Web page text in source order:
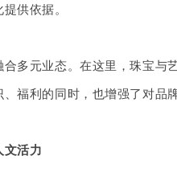
供依据。
多元业态。在这里，珠宝
福利的同时，也增强了对品
文活力